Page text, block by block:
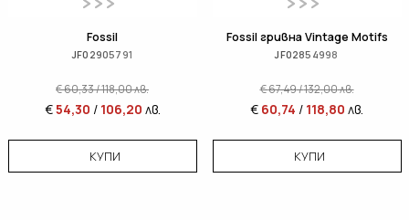
Fossil
JF02905791
€60,33/118,00лв.
€54,30 / 106,20 лв.
КУПИ
Fossil гривна Vintage Motifs
JF02854998
€67,49/132,00лв.
€ 60,74 / 118,80 лв.
КУПИ